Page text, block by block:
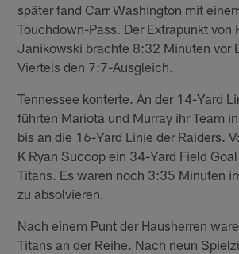
später fand Carr Washington mit
Touchdown-Pass. Der Extrapunkt von
Janikowski brachte 8:32 Minuten vor
Viertels den 7:7-Ausgleich.
Tennessee konterte. An der 14-Yard
führten Mariota und Murray ihr Team
bis an die 16-Yard Linie der Raiders.
K Ryan Succop ein 34-Yard Field
Titans. Es waren noch 3:35 Minuten
zu absolvieren.
Nach einem Punt der Hausherren
Titans an der Reihe. Nach neun